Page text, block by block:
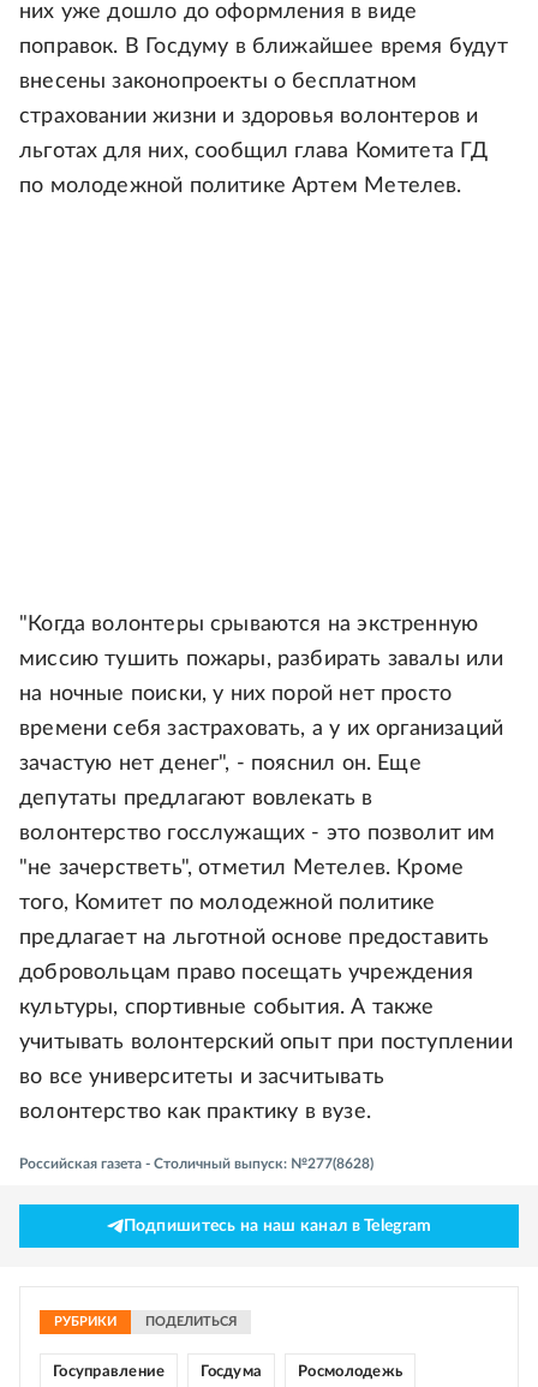
них уже дошло до оформления в виде
поправок. В Госдуму в ближайшее время будут
внесены законопроекты о бесплатном
страховании жизни и здоровья волонтеров и
льготах для них, сообщил глава Комитета ГД
по молодежной политике Артем Метелев.
"Когда волонтеры срываются на экстренную
миссию тушить пожары, разбирать завалы или
на ночные поиски, у них порой нет просто
времени себя застраховать, а у их организаций
зачастую нет денег", - пояснил он. Еще
депутаты предлагают вовлекать в
волонтерство госслужащих - это позволит им
"не зачерстветь", отметил Метелев. Кроме
того, Комитет по молодежной политике
предлагает на льготной основе предоставить
добровольцам право посещать учреждения
культуры, спортивные события. А также
учитывать волонтерский опыт при поступлении
во все университеты и засчитывать
волонтерство как практику в вузе.
Российская газета - Столичный выпуск: №277(8628)
Подпишитесь на наш канал в Telegram
РУБРИКИ ПОДЕЛИТЬСЯ
Госуправление Госдума Росмолодежь